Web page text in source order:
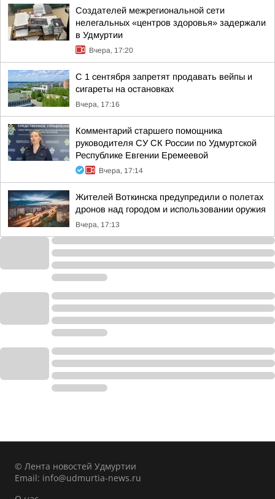
Создателей межрегиональной сети
нелегальных «центров здоровья» задержали
в Удмуртии
Вчера, 17:20
С 1 сентября запретят продавать вейпы и
сигареты на остановках
Вчера, 17:16
Комментарий старшего помощника
руководителя СУ СК России по Удмуртской
Республике Евгении Еремеевой
Вчера, 17:14
Жителей Воткинска предупредили о полетах
дронов над городом и использовании оружия
Вчера, 17:13
© Лента новостей Удмуртии
Email: info@udmurtia-news.ru